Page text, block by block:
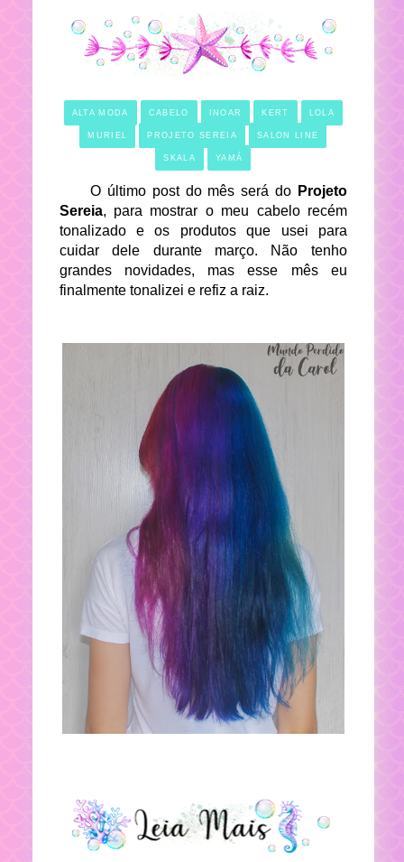
ALTA MODA CABELO INOAR KERT LOLA
MURIEL PROJETO SEREIA SALON LINE
SKALA YAMÁ
O último post do mês será do Projeto
Sereia, para mostrar o meu cabelo recém
tonalizado e os produtos que usei para
cuidar dele durante março. Não tenho
grandes novidades, mas esse mês eu
finalmente tonalizei e refiz a raiz.